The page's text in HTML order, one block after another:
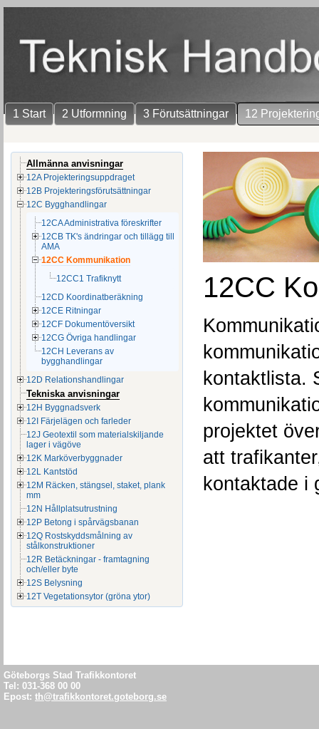
1 Start 2 Utformning 3 Förutsättningar 12
Allmänna anvisningar
12A Projekteringsuppdraget
12B Projekteringsförutsättningar
12C Bygghandlingar
12CA Administrativa föreskrifter
12CB TK's ändringar och tillägg till
AMA
12CC Kommunikation
12CC1 Trafiknytt
12CD Koordinatberäkning
12CE Ritningar
12CF Dokumentöversikt
12CG Övriga handlingar
12CH Leverans av
bygghandlingar
12D Relationshandlingar
Tekniska anvisningar
12H Byggnadsverk
12I Färjelägen och farleder
12J Geotextil som materialskiljande
lager i vägöve
12K Marköverbyggnader
12L Kantstöd
12M Räcken, stängsel, staket, plank
mm
12N Hållplatsutrustning
12P Betong i spårvägsbanan
12Q Rostskyddsmålning av
stålkonstruktioner
12R Betäckningar - framtagning
och/eller byte
12S Belysning
12T Vegetationsytor (gröna ytor)
12CC
kontaktlista.
projektet
att
kontaktade i
Göteborgs Stad Trafikkontoret
Tel: 031-368 00 00
Epost: th@trafikkontoret.goteborg.se